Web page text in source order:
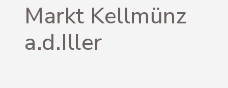
Markt Kellmünz
a.d.Iller